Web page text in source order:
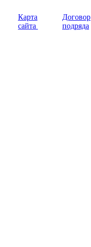
Карта
сайта
Договор
подряда